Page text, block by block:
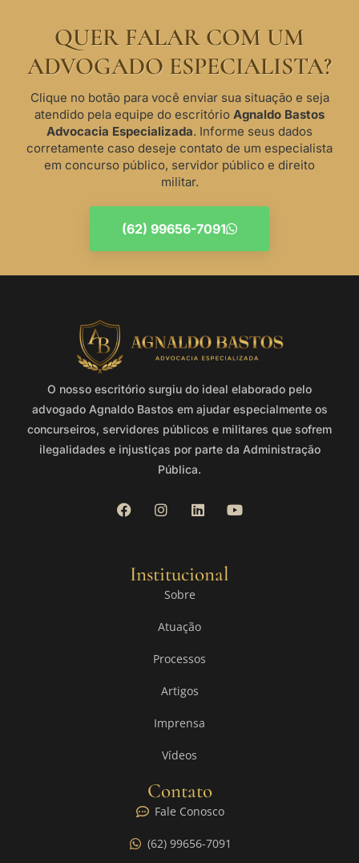
QUER FALAR COM UM
ADVOGADO ESPECIALISTA?
Clique no botão para você enviar sua situação e seja
atendido pela equipe do escritório Agnaldo Bastos
Advocacia Especializada. Informe seus dados
corretamente caso deseje contato de um especialista
em concurso público, servidor público e direito
militar.
(62) 99656-7091
O nosso escritório surgiu do ideal elaborado pelo
advogado Agnaldo Bastos em ajudar especialmente os
concurseiros, servidores públicos e militares que sofrem
ilegalidades e injustiças por parte da Administração
Pública.
Institucional
Sobre
Atuação
Processos
Artigos
Imprensa
Vídeos
Contato
Fale Conosco
(62) 99656-7091